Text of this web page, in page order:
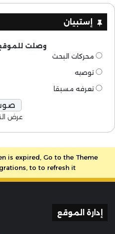
إستبيان
وصلت
محركات البحث
توصيه
تعرفه مسبقا
عرض
is expired, Go to the Theme
to to refresh it.
إدارة الموقع